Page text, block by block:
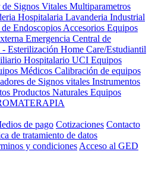
Signos Vitales Multiparametros
Hospitalaria Lavanderia Industrial
Endoscopios Accesorios Equipos
Emergencia Central de
Esterilización Home Care/Estudiantil
Hospitalario UCI Equipos
Médicos Calibración de equipos
de Signos vitales Instrumentos
Productos Naturales Equipos
de pago Cotizaciones Contacto
de tratamiento de datos
y condiciones Acceso al GED